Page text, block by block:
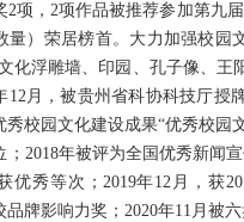
2项，2项作品被推荐参加第九
量）荣居榜首。大力加强校园
文化浮雕墙、印园、孔子像、
12月，被贵州省科协科技厅授
校园文化建设成果“优秀校园
；2018年被评为全国优秀新闻
优秀等次；2019年12月，获
牌影响力奖；2020年11月被